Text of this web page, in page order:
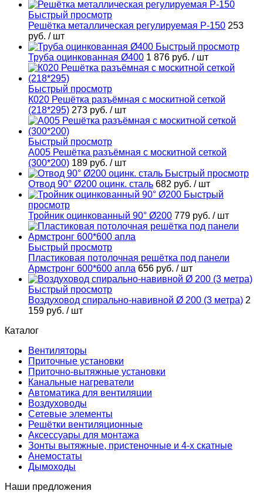
Быстрый просмотр
Решётка металлическая регулируемая Р-150 253
руб. / шт
Быстрый просмотр
Труба оцинкованная Ø400 1 876 руб. / шт
Быстрый просмотр
К020 Решётка разъёмная с москитной сеткой
(218*295) 273 руб. / шт
Быстрый просмотр
А005 Решётка разъёмная с москитной сеткой
(300*200) 189 руб. / шт
Быстрый просмотр
Отвод 90° Ø200 оцинк. сталь 682 руб. / шт
Быстрый
просмотр
Тройник оцинкованный 90° Ø200 779 руб. / шт
Быстрый просмотр
Пластиковая потолочная решётка под панели
Армстронг 600*600 апла 656 руб. / шт
Быстрый просмотр
Воздуховод спирально-навивной Ø 200 (3 метра) 2
159 руб. / шт
Каталог
Вентиляторы
Приточные установки
Приточно-вытяжные установки
Канальные нагреватели
Автоматика для вентиляции
Воздуховоды
Сетевые элементы
Решётки вентиляционные
Аксессуары для монтажа
Зонты вытяжные, пристеночные и 4-х скатные
Анемостаты
Дымоходы
Наши предложения